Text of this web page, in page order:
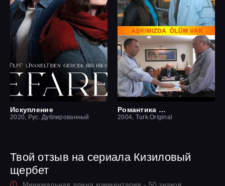
Искупление
2020, Рус. Дублированный
Романтика смерти
2004, Turk.Original
Твой отзыв на сериала Кизиловый
щербет